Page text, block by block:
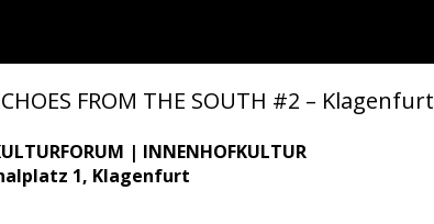
FROM THE SOUTH #2 – Klagenfurt
| INNENHOFKULTUR
1, Klagenfurt